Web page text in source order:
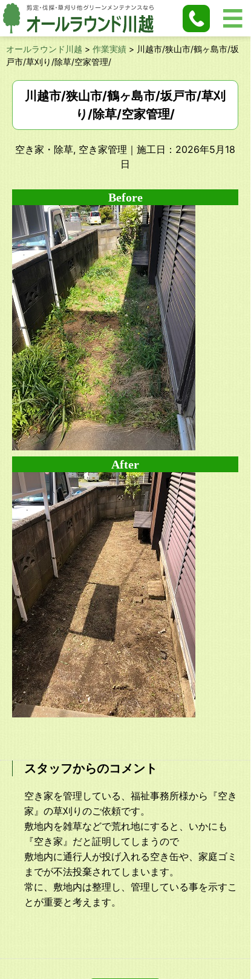
オールラウンド川越 > 作業実績 > 川越市/狭山市/鶴ヶ島市/坂
戸市/草刈り/除草/空家管理/
川越市/狭山市/鶴ヶ島市/坂戸市/草刈
り/除草/空家管理/
空き家・除草, 空き家管理 ｜施工日：2026年5月18
日
Before
After
スタッフからのコメント
空き家を管理している、福祉事務所様から『空き
家』の草刈りのご依頼です。
敷地内を雑草などで荒れ地にすると、いかにも
『空き家』だと証明してしまうので
敷地内に通行人が投げ入れる空き缶や、家庭ゴミ
までが不法投棄されてしまいます。
常に、敷地内は整理し、管理している事を示すこ
とが重要と考えます。